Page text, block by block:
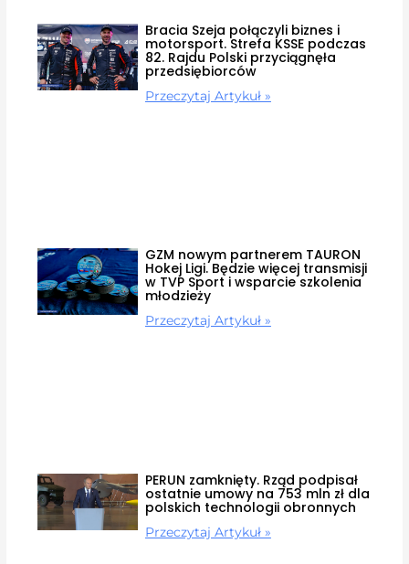
Bracia Szeja połączyli biznes i
motorsport. Strefa KSSE podczas
82. Rajdu Polski przyciągnęła
przedsiębiorców
Przeczytaj Artykuł »
GZM nowym partnerem TAURON
Hokej Ligi. Będzie więcej transmisji
w TVP Sport i wsparcie szkolenia
młodzieży
Przeczytaj Artykuł »
PERUN zamknięty. Rząd podpisał
ostatnie umowy na 753 mln zł dla
polskich technologii obronnych
Przeczytaj Artykuł »